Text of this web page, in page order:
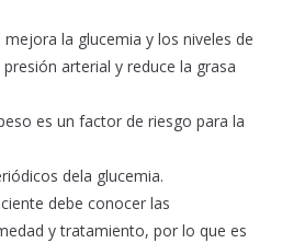
la glucemia y los niveles de
arterial y reduce la grasa
es un factor de riesgo para la
dela glucemia.
debe conocer las
y tratamiento, por lo que es